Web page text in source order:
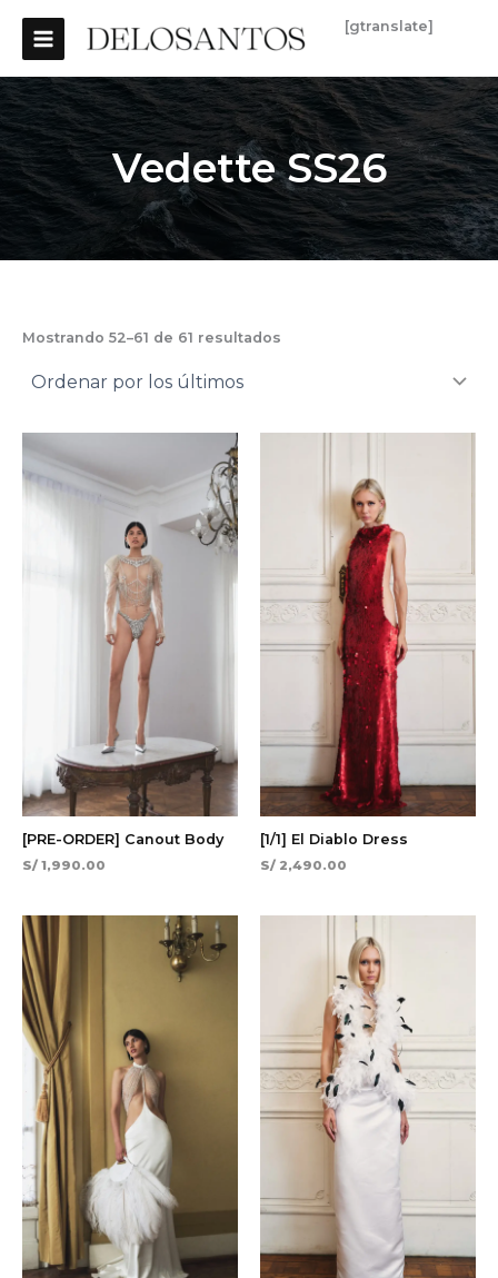
contenido
MAIN
MENU
[gtranslate]
Vedette SS26
Mostrando 52–61 de 61 resultados
los
últimos
[PRE-ORDER] Canout Body
S/ 1,990.00
[1/1] El Diablo Dress
S/ 2,490.00